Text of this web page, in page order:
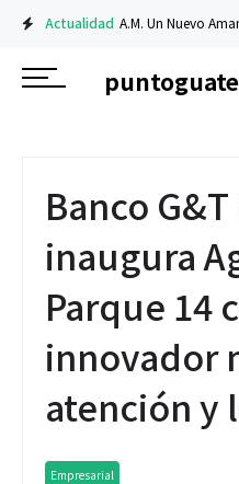
Actualidad A.M. Un Nuevo
Banco
inaugura
Parque 14
innovador
atención y
Empresarial